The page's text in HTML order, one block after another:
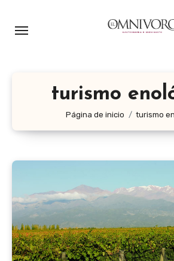
turismo
Página de inicio turismo